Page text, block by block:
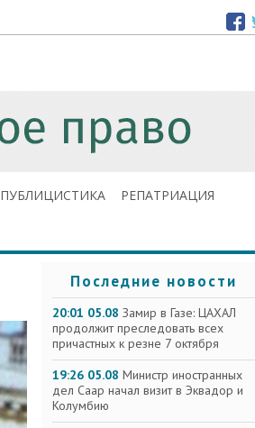
ПУБЛИЦИСТИКА РЕПАТРИАЦИЯ
Последние новости
20:01 05.08 Замир в Газе: ЦАХАЛ
продолжит преследовать всех
причастных к резне 7 октября
19:26 05.08 Министр иностранных
дел Саар начал визит в Эквадор и
Колумбию